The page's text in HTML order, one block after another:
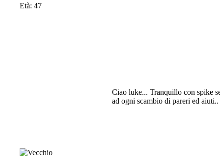
Età: 47
Ciao luke... Tranquillo con spike
ad ogni scambio di pareri ed